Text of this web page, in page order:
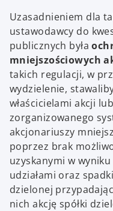
Uzasadnieniem dla
ustawodawcy do
publicznych była
mniejszościowych
takich regulacji, w
wydzielenie,
właścicielami akcji
zorganizowanego
akcjonariuszy
poprzez brak
uzyskanymi w
udziałami oraz
dzielonej
nich akcję spółki